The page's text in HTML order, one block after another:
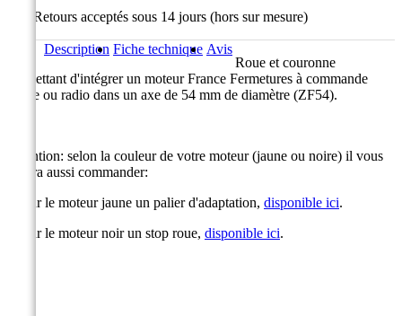
Retours acceptés sous 14 jours (hors sur mesure)
Description Fiche technique Avis
Roue et couronne
permettant d'intégrer un moteur France Fermetures à commande
filaire ou radio dans un axe de 54 mm de diamètre (ZF54).
Attention: selon la couleur de votre moteur (jaune ou noire) il vous
faudra aussi commander:
- pour le moteur jaune un palier d'adaptation, disponible ici.
- pour le moteur noir un stop roue, disponible ici.